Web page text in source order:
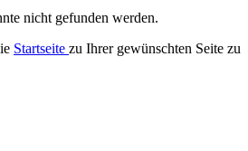
nicht gefunden werden.
Startseite zu Ihrer gewünschten Seite zu